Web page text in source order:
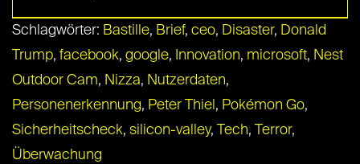
Schlagwörter: Bastille, Brief, ceo, Disaster, Donald
Trump, facebook, google, Innovation, microsoft, Nest
Outdoor Cam, Nizza, Nutzerdaten,
Personenerkennung, Peter Thiel , Pokémon Go,
Sicherheitscheck, silicon-valley, Tech, Terror,
Überwachung